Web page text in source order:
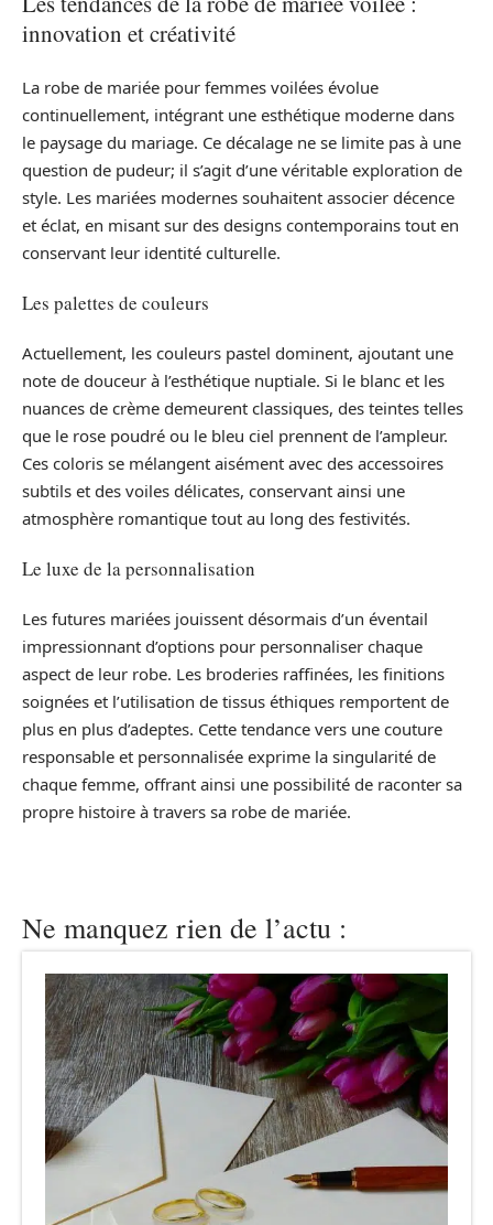
innovation et créativité
La robe de mariée pour femmes voilées évolue
continuellement, intégrant une esthétique moderne dans
le paysage du mariage. Ce décalage ne se limite pas à une
question de pudeur; il s’agit d’une véritable exploration de
style. Les mariées modernes souhaitent associer décence
et éclat, en misant sur des designs contemporains tout en
conservant leur identité culturelle.
Les palettes de couleurs
Actuellement, les couleurs pastel dominent, ajoutant une
note de douceur à l’esthétique nuptiale. Si le blanc et les
nuances de crème demeurent classiques, des teintes telles
que le rose poudré ou le bleu ciel prennent de l’ampleur.
Ces coloris se mélangent aisément avec des accessoires
subtils et des voiles délicates, conservant ainsi une
atmosphère romantique tout au long des festivités.
Le luxe de la personnalisation
Les futures mariées jouissent désormais d’un éventail
impressionnant d’options pour personnaliser chaque
aspect de leur robe. Les broderies raffinées, les finitions
soignées et l’utilisation de tissus éthiques remportent de
plus en plus d’adeptes. Cette tendance vers une couture
responsable et personnalisée exprime la singularité de
chaque femme, offrant ainsi une possibilité de raconter sa
propre histoire à travers sa robe de mariée.
Ne manquez rien de l’actu :